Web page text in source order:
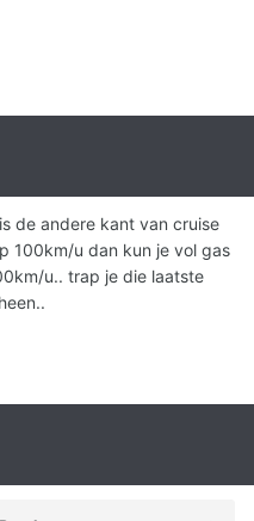
de andere kant van cruise
100km/u dan kun je vol gas
u.. trap je die laatste